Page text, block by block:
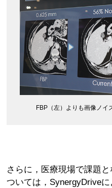
FBP（左）よりも画像ノイ
さらに，医療現場で課題
ついては，SynergyDriveに